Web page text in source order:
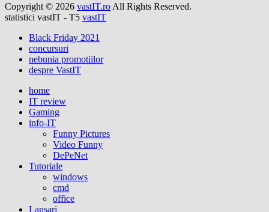
Copyright © 2026 vastIT.ro All Rights Reserved.
statistici vastIT - T5 vastIT
Black Friday 2021
concursuri
nebunia promotiilor
despre VastIT
home
IT review
Gaming
info-IT
Funny Pictures
Video Funny
DePeNet
Tutoriale
windows
cmd
office
Lansari